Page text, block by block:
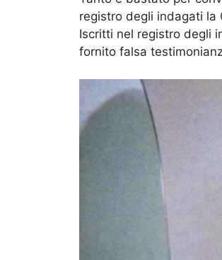
registro degli indagati la
Iscritti nel registro degli
fornito falsa